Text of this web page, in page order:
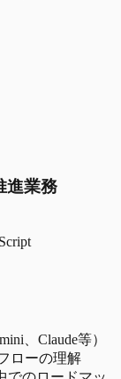
進業務
、Claude等）
ローの理解